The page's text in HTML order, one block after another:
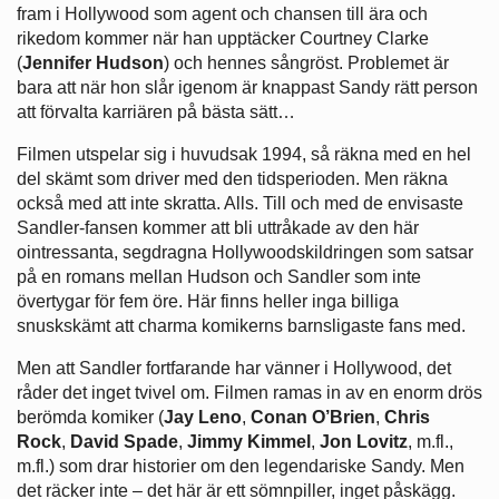
fram i Hollywood som agent och chansen till ära och
rikedom kommer när han upptäcker Courtney Clarke
(Jennifer Hudson) och hennes sångröst. Problemet är
bara att när hon slår igenom är knappast Sandy rätt person
att förvalta karriären på bästa sätt…
Filmen utspelar sig i huvudsak 1994, så räkna med en hel
del skämt som driver med den tidsperioden. Men räkna
också med att inte skratta. Alls. Till och med de envisaste
Sandler-fansen kommer att bli uttråkade av den här
ointressanta, segdragna Hollywoodskildringen som satsar
på en romans mellan Hudson och Sandler som inte
övertygar för fem öre. Här finns heller inga billiga
snuskskämt att charma komikerns barnsligaste fans med.
Men att Sandler fortfarande har vänner i Hollywood, det
råder det inget tvivel om. Filmen ramas in av en enorm drös
berömda komiker (Jay Leno, Conan O’Brien, Chris
Rock, David Spade, Jimmy Kimmel , Jon Lovitz, m.fl.,
m.fl.) som drar historier om den legendariske Sandy. Men
det räcker inte – det här är ett sömnpiller, inget påskägg.